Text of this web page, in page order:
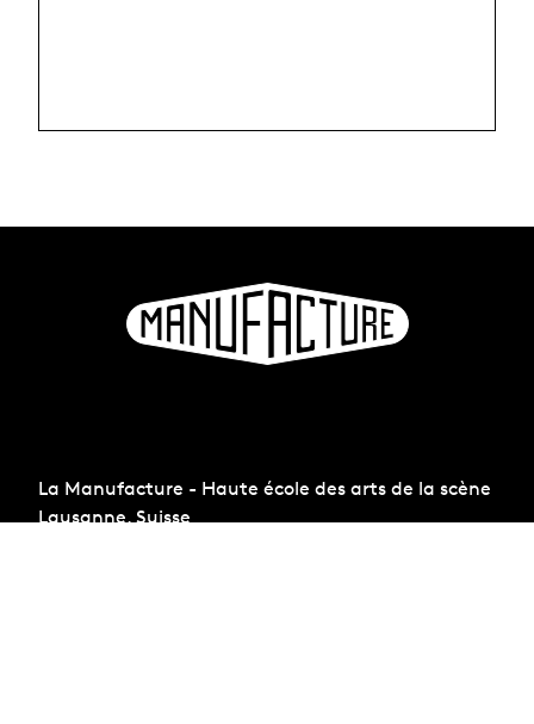
La Manufacture - Haute école des arts de la scène
Lausanne, Suisse